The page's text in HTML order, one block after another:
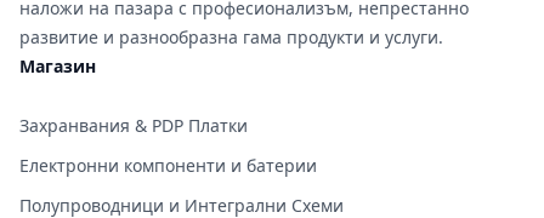
наложи на пазара с професионализъм, непрестанно
развитие и разнообразна гама продукти и услуги.
Магазин
Захранвания & PDP Платки
Електронни компоненти и батерии
Полупроводници и Интегрални Схеми